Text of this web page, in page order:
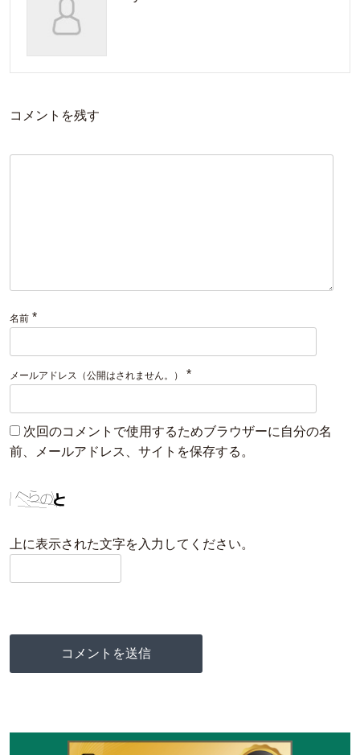
コメントを残す
名前 *
メールアドレス（公開はされません。） *
次回のコメントで使用するためブラウザーに自分の名
前、メールアドレス、サイトを保存する。
上に表示された文字を入力してください。